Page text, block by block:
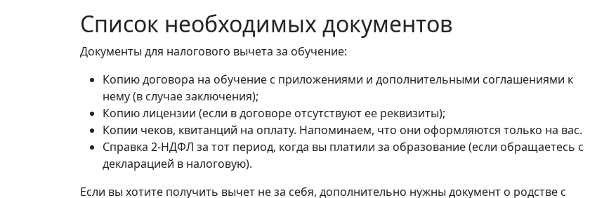
Список необходимых документов
Документы для налогового вычета за обучение:
Копию договора на обучение с приложениями и дополнительными соглашениями к
нему (в случае заключения);
Копию лицензии (если в договоре отсутствуют ее реквизиты);
Копии чеков, квитанций на оплату. Напоминаем, что они оформляются только на вас.
Справка 2-НДФЛ за тот период, когда вы платили за образование (если обращаетесь с
декларацией в налоговую).
Если вы хотите получить вычет не за себя, дополнительно нужны документ о родстве с